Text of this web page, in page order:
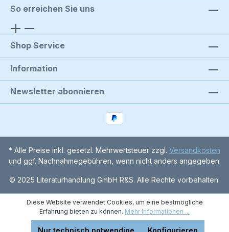
So erreichen Sie uns
Shop Service
Information
Newsletter abonnieren
* Alle Preise inkl. gesetzl. Mehrwertsteuer zzgl. Versandkosten
und ggf. Nachnahmegebühren, wenn nicht anders angegeben.
© 2025 Literaturhandlung GmbH R&S. Alle Rechte vorbehalten.
Diese Website verwendet Cookies, um eine bestmögliche
Erfahrung bieten zu können. Mehr Informationen ...
Nur technisch notwendige Konfigurieren